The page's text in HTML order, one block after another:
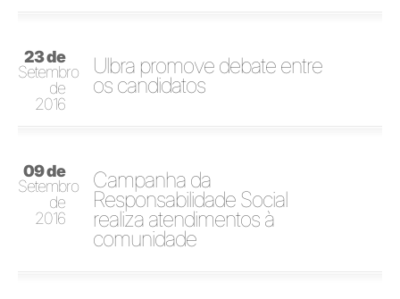
23 de
Setembro
de
2016
Ulbra promove debate entre
os candidatos
09 de
Setembro
de
2016
Campanha da
Responsabilidade Social
realiza atendimentos à
comunidade